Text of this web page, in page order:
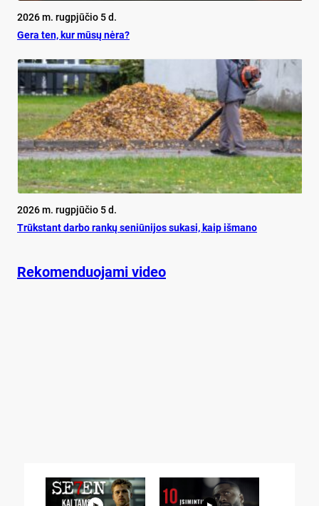
2026 m. rugpjūčio 5 d.
Ge­ra ten, kur mū­sų nė­ra?
2026 m. rugpjūčio 5 d.
Trūks­tant dar­bo ran­kų se­niū­ni­jos su­ka­si, kaip iš­ma­no
Rekomenduojami video